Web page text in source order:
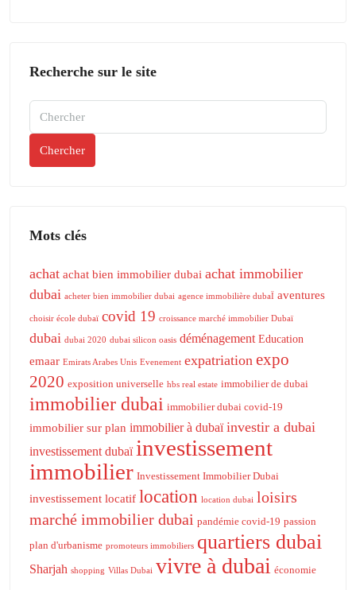
Recherche sur le site
Chercher
Mots clés
achat achat bien immobilier dubai achat immobilier
dubai acheter bien immobilier dubai agence immobilière dubaÏ aventures
choisir école dubaï covid 19 croissance marché immobilier Dubaï
dubai dubai 2020 dubai silicon oasis déménagement Education
emaar Emirats Arabes Unis Evenement expatriation expo
2020 exposition universelle hbs real estate immobilier de dubai
immobilier dubai immobilier dubai covid-19
immobilier sur plan immobilier à dubaï investir a dubai
investissement dubaï investissement
immobilier Investissement Immobilier Dubai
investissement locatif location location dubai loisirs
marché immobilier dubai pandémie covid-19 passion
plan d'urbanisme promoteurs immobiliers quartiers dubai
Sharjah shopping Villas Dubai vivre à dubai économie